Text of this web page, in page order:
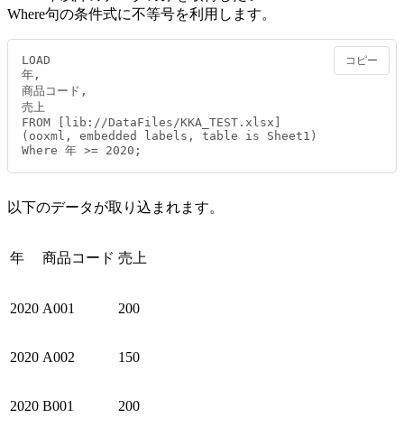
Where句の条件式に不等号を利用します。
LOAD
年,
商品コード,
売上
FROM [lib://DataFiles/KKA_TEST.xlsx]
(ooxml, embedded labels, table is Sheet1)
Where 年 >= 2020;
コピー
以下のデータが取り込まれます。
年 商品コード 売上
2020 A001 200
2020 A002 150
2020 B001 200